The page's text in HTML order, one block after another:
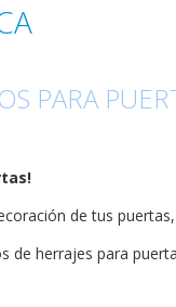
PARA
de tus
de herrajes para